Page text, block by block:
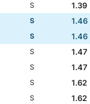
S
1.39
S
1.46
S
1.46
S
1.47
S
1.47
S
1.62
S
1.62